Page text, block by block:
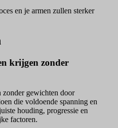
en je armen zullen sterker
krijgen zonder
zonder gewichten door
die voldoende spanning en
houding, progressie en
factoren.